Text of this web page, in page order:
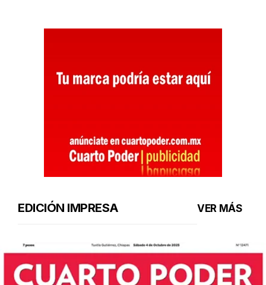
EDICIÓN IMPRESA VER MÁS